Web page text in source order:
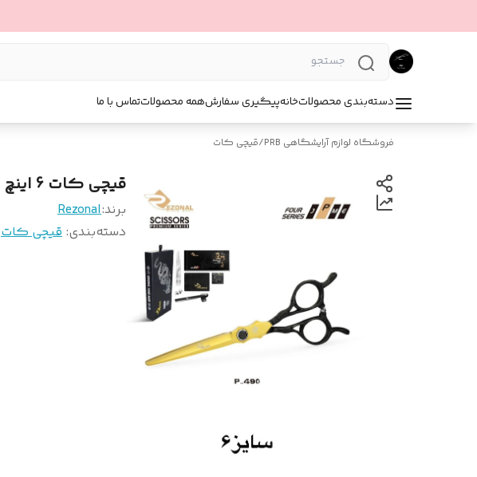
دسته‌بندی محصولاتخانهپیگیری سفارشهمه محصولاتتماس با ما
فروشگاه لوازم آرایشگاهی PRB /قیچی کات
قیچی کات 6 اینچ پریمیوم کد P-490 رزونال Rezonal
برند:Rezonal
دسته‌بندی: قیچی کات